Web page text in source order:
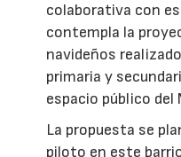
colaborativa con
contempla la
navideños
primaria y
espacio público del
La propuesta se
piloto en este